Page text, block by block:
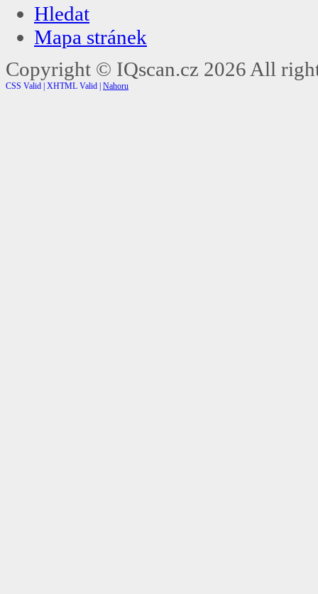
Hledat
Mapa stránek
Copyright © IQscan.cz 2026 All
CSS Valid | XHTML Valid | Nahoru